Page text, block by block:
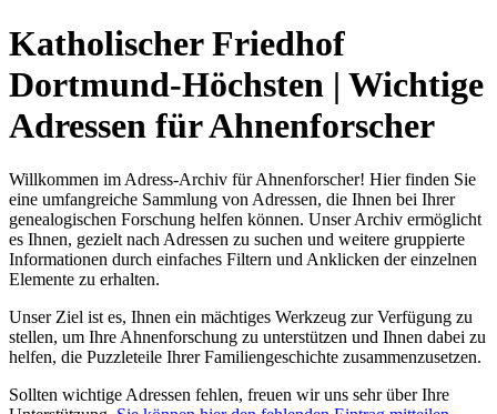
Katholischer Friedhof
Dortmund-Höchsten | Wichtige
Adressen für Ahnenforscher
Willkommen im Adress-Archiv für Ahnenforscher! Hier finden Sie
eine umfangreiche Sammlung von Adressen, die Ihnen bei Ihrer
genealogischen Forschung helfen können. Unser Archiv ermöglicht
es Ihnen, gezielt nach Adressen zu suchen und weitere gruppierte
Informationen durch einfaches Filtern und Anklicken der einzelnen
Elemente zu erhalten.
Unser Ziel ist es, Ihnen ein mächtiges Werkzeug zur Verfügung zu
stellen, um Ihre Ahnenforschung zu unterstützen und Ihnen dabei zu
helfen, die Puzzleteile Ihrer Familiengeschichte zusammenzusetzen.
Sollten wichtige Adressen fehlen, freuen wir uns sehr über Ihre